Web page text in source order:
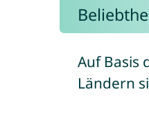
Auf Basis
Ländern